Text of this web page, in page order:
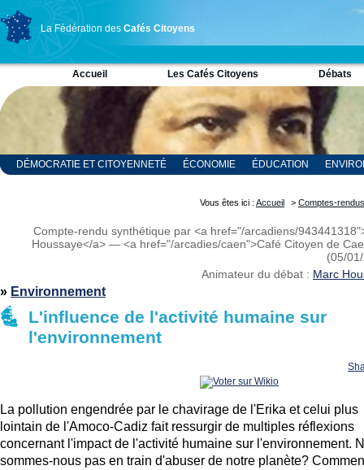
La Fédération des Cafés Citoyens
Accueil Les Cafés Citoyens Débats
DÉMOCRATIE ET CITOYENNETÉ ÉCONOMIE ÉDUCATION
Vous êtes ici : Accueil > Comptes-rendus
Compte-rendu synthétique par <a href="/arcadiens/
Houssaye</a> — <a href="/arcadies/caen">Café Citoyen de
(05/
Animateur du débat : Marc
» Environnement
L'influence de l'activité humaine sur
l'environnement
La pollution engendrée par le chavirage de l'Erika et celui plus
lointain de l'Amoco-Cadiz fait ressurgir de multiples réflexions
concernant l'impact de l'activité humaine sur l'environnement.
sommes-nous pas en train d'abuser de notre planète?